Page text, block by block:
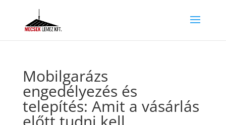
Mobilgarázs
engedélyezés és
telepítés: Amit a vásárlás